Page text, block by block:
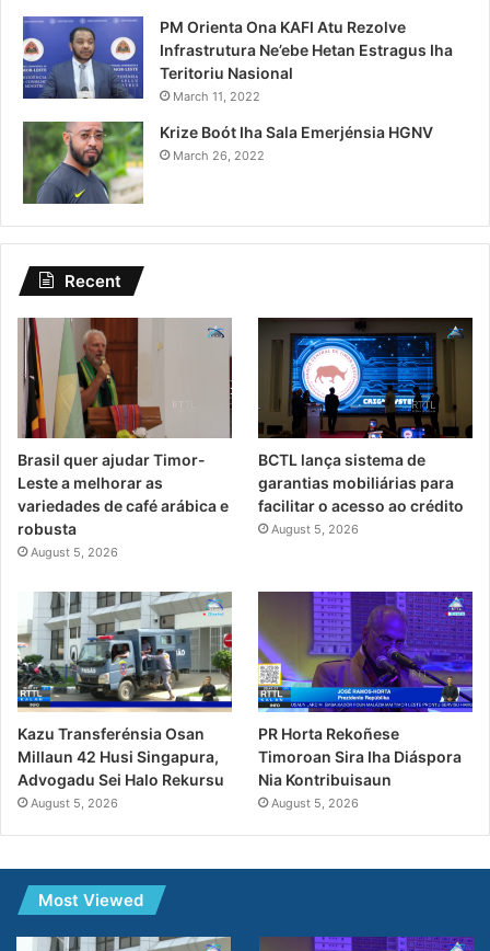
PM Orienta Ona KAFI Atu Rezolve
Infrastrutura Ne’ebe Hetan Estragus Iha
Teritoriu Nasional
March 11, 2022
Krize Boót Iha Sala Emerjénsia HGNV
March 26, 2022
Recent
Brasil quer ajudar Timor-
Leste a melhorar as
variedades de café arábica e
robusta
August 5, 2026
BCTL lança sistema de
garantias mobiliárias para
facilitar o acesso ao crédito
August 5, 2026
Kazu Transferénsia Osan
Millaun 42 Husi Singapura,
Advogadu Sei Halo Rekursu
August 5, 2026
PR Horta Rekoñese
Timoroan Sira Iha Diáspora
Nia Kontribuisaun
August 5, 2026
Most Viewed